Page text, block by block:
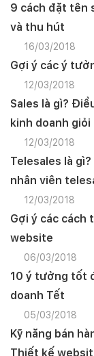
9 cách đặt tên
và thu hút
16/03/2018
Gợi ý các ý
12/03/2018
Sales là gì?
kinh doanh giỏi
12/03/2018
Telesales là
nhân viên
12/03/2018
Gợi ý các cách
website
06/03/2018
10 ý tưởng tốt
doanh Tết
05/03/2018
Kỹ năng bán
Thiết kế